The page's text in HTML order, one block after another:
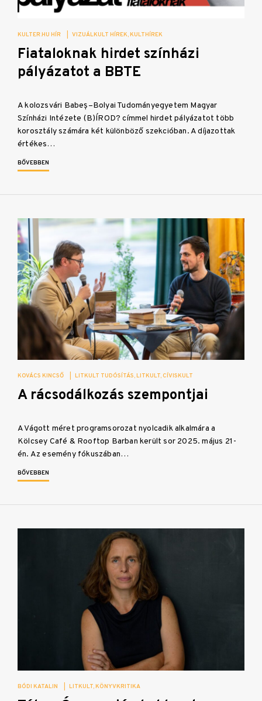
KULTER.HU HÍR VIZUÁLKULT HÍREK KULTHÍREK
Fiataloknak hirdet színházi
pályázatot a BBTE
A kolozsvári Babeș–Bolyai Tudományegyetem Magyar
Színházi Intézete (B)ÍROD? címmel hirdet pályázatot több
korosztály számára két különböző szekcióban. A díjazottak
értékes…
BŐVEBBEN
KOVÁCS KINCSŐ LITKULT TUDÓSÍTÁS LITKULT CÍVISKULT
A rácsodálkozás szempontjai
A Vágott méret programsorozat nyolcadik alkalmára a
Kölcsey Café & Rooftop Barban került sor 2025. május 21-
én. Az esemény fókuszában…
BŐVEBBEN
BÓDI KATALIN LITKULT KÖNYVKRITIKA